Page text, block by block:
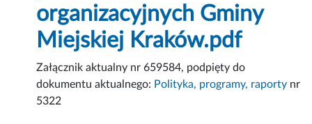
organizacyjnych Gminy
Miejskiej Kraków.pdf
Załącznik aktualny nr 659584, podpięty do
dokumentu aktualnego: Polityka, programy, raporty nr
5322